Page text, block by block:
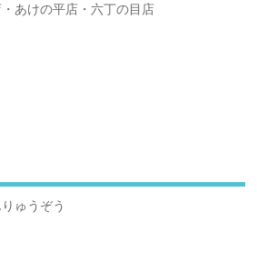
あけの平店・六丁の目店
ゅうぞう